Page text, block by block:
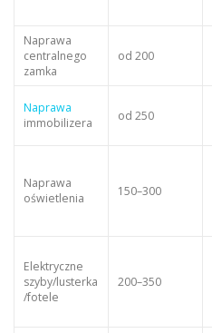
Naprawa
centralnego
zamka
od 200
Naprawa
immobilizera
od 250
Naprawa
oświetlenia
150–300
Elektryczne
szyby/lusterka
/fotele
200–350